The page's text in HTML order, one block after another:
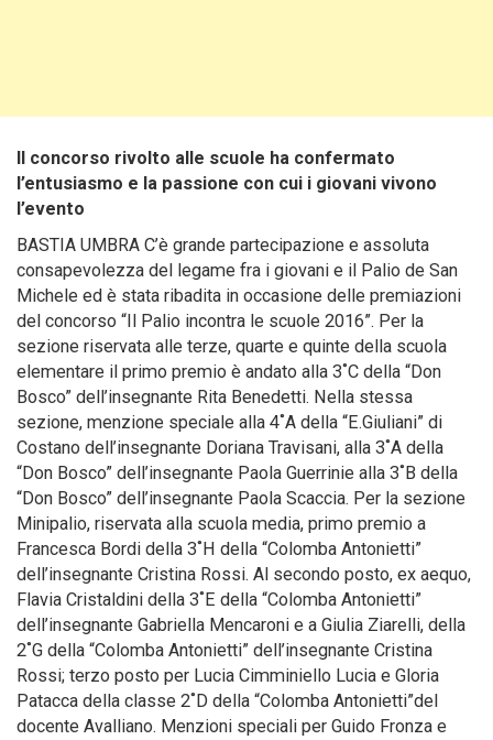
Il concorso rivolto alle scuole ha confermato
l’entusiasmo e la passione con cui i giovani vivono
l’evento
BASTIA UMBRA C’è grande partecipazione e assoluta
consapevolezza del legame fra i giovani e il Palio de San
Michele ed è stata ribadita in occasione delle premiazioni
del concorso “Il Palio incontra le scuole 2016”. Per la
sezione riservata alle terze, quarte e quinte della scuola
elementare il primo premio è andato alla 3˚C della “Don
Bosco” dell’insegnante Rita Benedetti. Nella stessa
sezione, menzione speciale alla 4˚A della “E.Giuliani” di
Costano dell’insegnante Doriana Travisani, alla 3˚A della
“Don Bosco” dell’insegnante Paola Guerrinie alla 3˚B della
“Don Bosco” dell’insegnante Paola Scaccia. Per la sezione
Minipalio, riservata alla scuola media, primo premio a
Francesca Bordi della 3˚H della “Colomba Antonietti”
dell’insegnante Cristina Rossi. Al secondo posto, ex aequo,
Flavia Cristaldini della 3˚E della “Colomba Antonietti”
dell’insegnante Gabriella Mencaroni e a Giulia Ziarelli, della
2˚G della “Colomba Antonietti” dell’insegnante Cristina
Rossi; terzo posto per Lucia Cimminiello Lucia e Gloria
Patacca della classe 2˚D della “Colomba Antonietti”del
docente Avalliano. Menzioni speciali per Guido Fronza e